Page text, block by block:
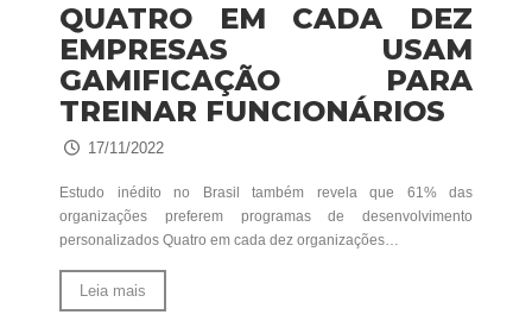
QUATRO EM CADA DEZ
EMPRESAS USAM
GAMIFICAÇÃO PARA
TREINAR FUNCIONÁRIOS
17/11/2022
Estudo inédito no Brasil também revela que 61% das
organizações preferem programas de desenvolvimento
personalizados Quatro em cada dez organizações…
Leia mais